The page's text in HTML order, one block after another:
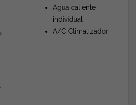
Agua caliente
individual
A/C Climatizador